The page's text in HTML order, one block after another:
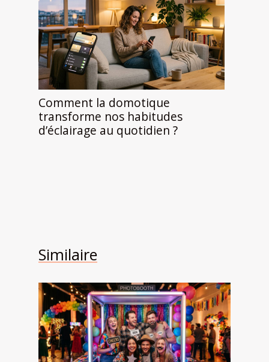
Comment la domotique
transforme nos habitudes
d’éclairage au quotidien ?
Similaire